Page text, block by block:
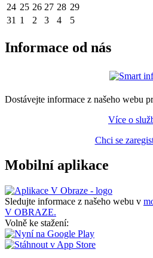
24 25 26 27 28 29
31 1 2 3 4 5
Informace od nás
Dostávejte informace z našeho webu
Více o
Chci se
Mobilní aplikace
Sledujte informace z našeho webu v
V OBRAZE.
Volně ke stažení: